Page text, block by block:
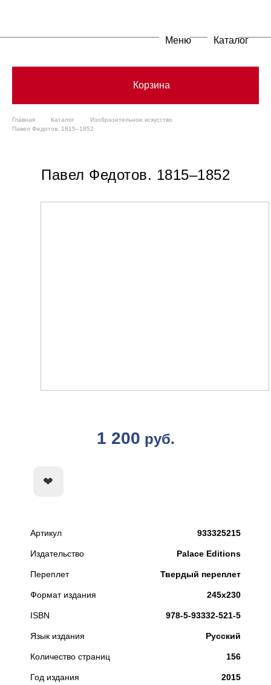
Меню Каталог
Корзина
Главная Каталог
Изобразительное искусство
Павел Федотов. 1815–1852
Павел Федотов. 1815–1852
1 200 руб.
Артикул 933325215
Издательство Palace Editions
Переплет Твердый переплет
Формат издания 245х230
ISBN 978-5-93332-521-5
Язык издания Русский
Количество страниц 156
Год издания 2015